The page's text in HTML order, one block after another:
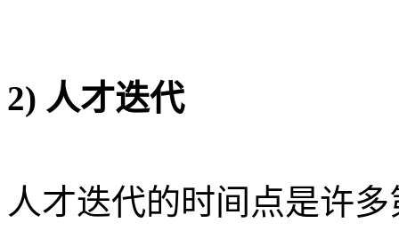
2) 人才迭代
人才迭代的时间点是许